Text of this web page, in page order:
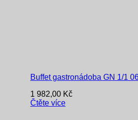
Buffet gastronádoba GN 1/1
1 982,00 Kč
Čtěte více